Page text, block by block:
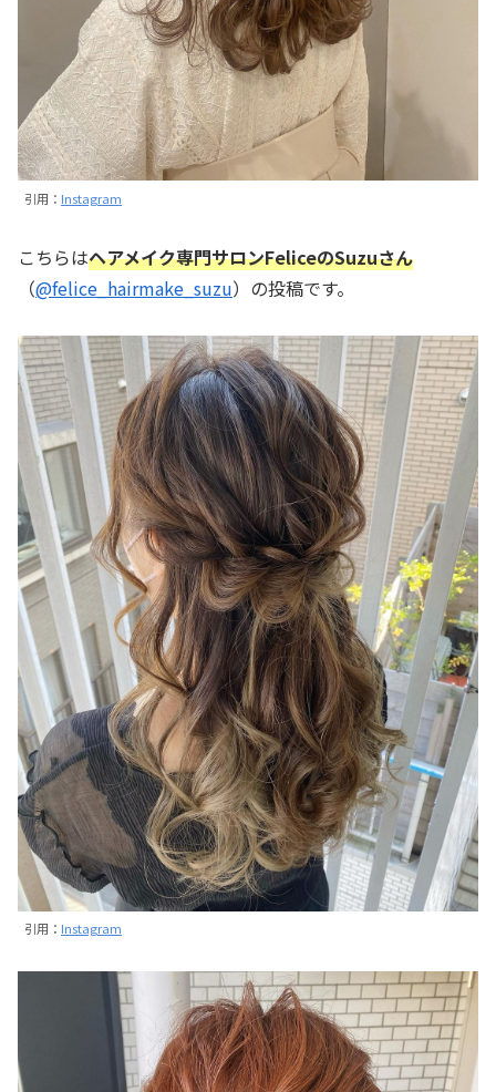
引用： Instagram
こちらはヘアメイク専門サロンFeliceのSuzuさん
（@felice_hairmake_suzu）の投稿です。
引用： Instagram